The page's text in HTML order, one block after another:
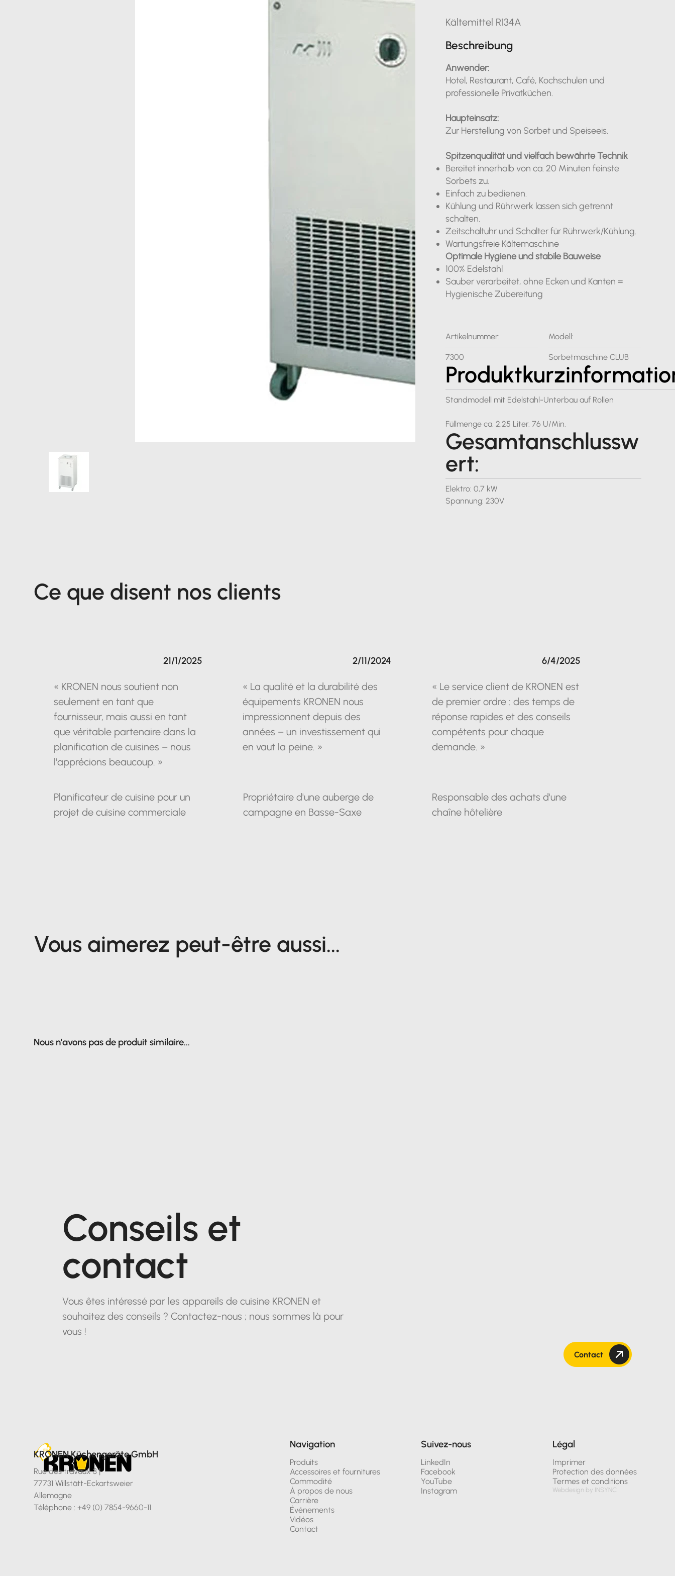
Kältemittel R134A
Beschreibung
Anwender:
Hotel, Restaurant, Café, Kochschulen und
professionelle Privatküchen.
Haupteinsatz:
Zur Herstellung von Sorbet und Speiseeis.
Spitzenqualität und vielfach bewährte Technik
Bereitet innerhalb von ca. 20 Minuten feinste
Sorbets zu.
Einfach zu bedienen.
Kühlung und Rührwerk lassen sich getrennt
schalten.
Zeitschaltuhr und Schalter für Rührwerk/Kühlung.
Wartungsfreie Kältemaschine
Optimale Hygiene und stabile Bauweise
100% Edelstahl
Sauber verarbeitet, ohne Ecken und Kanten =
Hygienische Zubereitung
Artikelnummer:
7300
Modell:
Sorbetmaschine CLUB
Standmodell mit Edelstahl-Unterbau auf Rollen
​Füllmenge ca. 2,25 Liter. 76 U/Min.
Gesamtanschlussw
ert:
Elektro: 0,7 kW
Spannung: 230V
Ce que disent nos clients
« KRONEN nous soutient non
seulement en tant que
fournisseur, mais aussi en tant
que véritable partenaire dans la
planification de cuisines – nous
l'apprécions beaucoup. »
Planificateur de cuisine pour un
projet de cuisine commerciale
21/1/2025
« La qualité et la durabilité des
équipements KRONEN nous
impressionnent depuis des
années – un investissement qui
en vaut la peine. »
Propriétaire d'une auberge de
campagne en Basse-Saxe
2/11/2024
« Le service client de KRONEN est
de premier ordre : des temps de
réponse rapides et des conseils
compétents pour chaque
demande. »
Responsable des achats d'une
chaîne hôtelière
6/4/2025
Vous aimerez peut-être aussi...
Nous n'avons pas de produit similaire...
Conseils et
contact
Vous êtes intéressé par les appareils de cuisine KRONEN et
souhaitez des conseils ? Contactez-nous ; nous sommes là pour
vous !
Contact
KRONEN Küchengeräte GmbH
Rue des travaux 3 |
77731 Willstätt-Eckartsweier
Allemagne
Téléphone : +49 (0) 7854-9660-11
Navigation
Produits
Accessoires et fournitures
Commodité
À propos de nous
Carrière
Événements
Vidéos
Contact
Suivez-nous
LinkedIn
Facebook
YouTube
Instagram
Légal
Imprimer
Protection des données
Termes et conditions
Webdesign by INSYNC